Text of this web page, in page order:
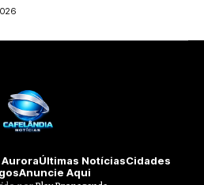
AuroraÚltimas NotíciasCidades
Anuncie Aqui